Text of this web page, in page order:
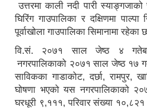
उत्तरमा काली नदी पारी
घिरिंग गाउपालिका र दक्षिणमा
पूर्वाखोला गाउपालिका सिमानामा रहेका
वि.सं. २०७१ साल जेष्ठ ४
नगरपालिकाको २०७१ साल जेष्ठ १७
साविकका गाडाकोट, दर्छा, रामपुर,
घोषणा भएको यस नगरपालिकाको
घरधूरी ९,१११, परिवार संख्या